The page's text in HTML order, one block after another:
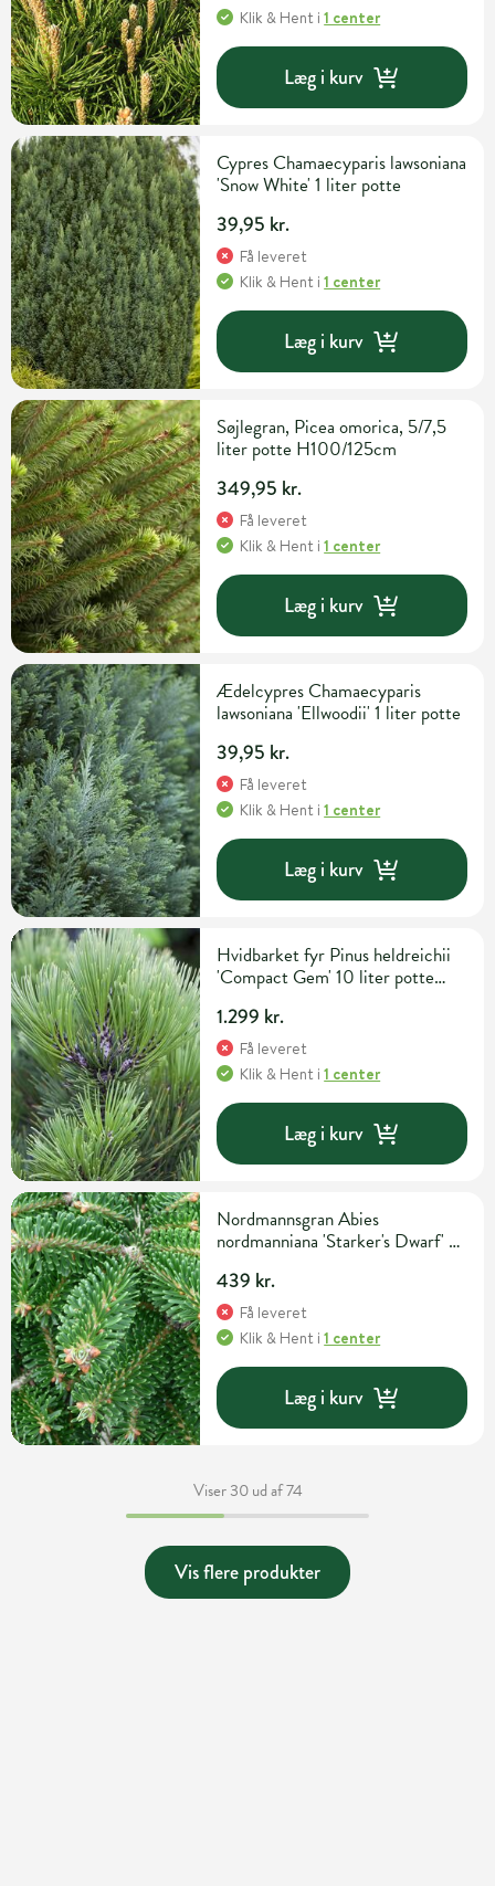
Klik & Hent i1 center
Læg i kurv
Cypres Chamaecyparis lawsoniana
'Snow White' 1 liter potte
39,95 kr.
Få leveret
Klik & Hent i1 center
Læg i kurv
Søjlegran, Picea omorica, 5/7,5
liter potte H100/125cm
349,95 kr.
Få leveret
Klik & Hent i1 center
Læg i kurv
Ædelcypres Chamaecyparis
lawsoniana 'Ellwoodii' 1 liter potte
39,95 kr.
Få leveret
Klik & Hent i1 center
Læg i kurv
Hvidbarket fyr Pinus heldreichii
'Compact Gem' 10 liter potte
1.299 kr.
Få leveret
Klik & Hent i1 center
Læg i kurv
Nordmannsgran Abies
nordmanniana 'Starker's Dwarf' 5
439 kr.
Få leveret
Klik & Hent i1 center
Læg i kurv
Viser 30 ud af 74
Vis flere produkter